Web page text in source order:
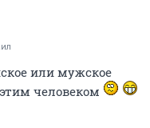
или мужское
человеком